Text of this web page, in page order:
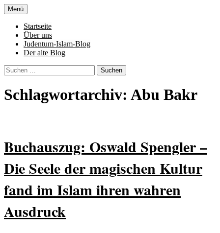
Zum
Inhalt
springen
Al-Adala.de
von allem
Menü
Startseite
Über uns
Judentum-Islam-Blog
Der alte Blog
Suchen
nach:
Schlagwortarchiv: Abu Bakr
Buchauszug: Oswald Spengler –
Die Seele der magischen Kultur
fand im Islam ihren wahren
Ausdruck